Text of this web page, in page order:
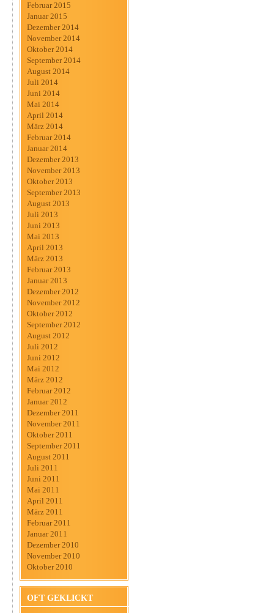
Februar 2015
Januar 2015
Dezember 2014
November 2014
Oktober 2014
September 2014
August 2014
Juli 2014
Juni 2014
Mai 2014
April 2014
März 2014
Februar 2014
Januar 2014
Dezember 2013
November 2013
Oktober 2013
September 2013
August 2013
Juli 2013
Juni 2013
Mai 2013
April 2013
März 2013
Februar 2013
Januar 2013
Dezember 2012
November 2012
Oktober 2012
September 2012
August 2012
Juli 2012
Juni 2012
Mai 2012
März 2012
Februar 2012
Januar 2012
Dezember 2011
November 2011
Oktober 2011
September 2011
August 2011
Juli 2011
Juni 2011
Mai 2011
April 2011
März 2011
Februar 2011
Januar 2011
Dezember 2010
November 2010
Oktober 2010
OFT GEKLICKT